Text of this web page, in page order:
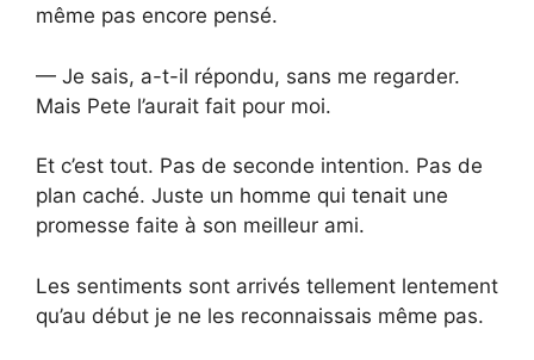
même pas encore pensé.
— Je sais, a-t-il répondu, sans me regarder.
Mais Pete l’aurait fait pour moi.
Et c’est tout. Pas de seconde intention. Pas de
plan caché. Juste un homme qui tenait une
promesse faite à son meilleur ami.
Les sentiments sont arrivés tellement lentement
qu’au début je ne les reconnaissais même pas.